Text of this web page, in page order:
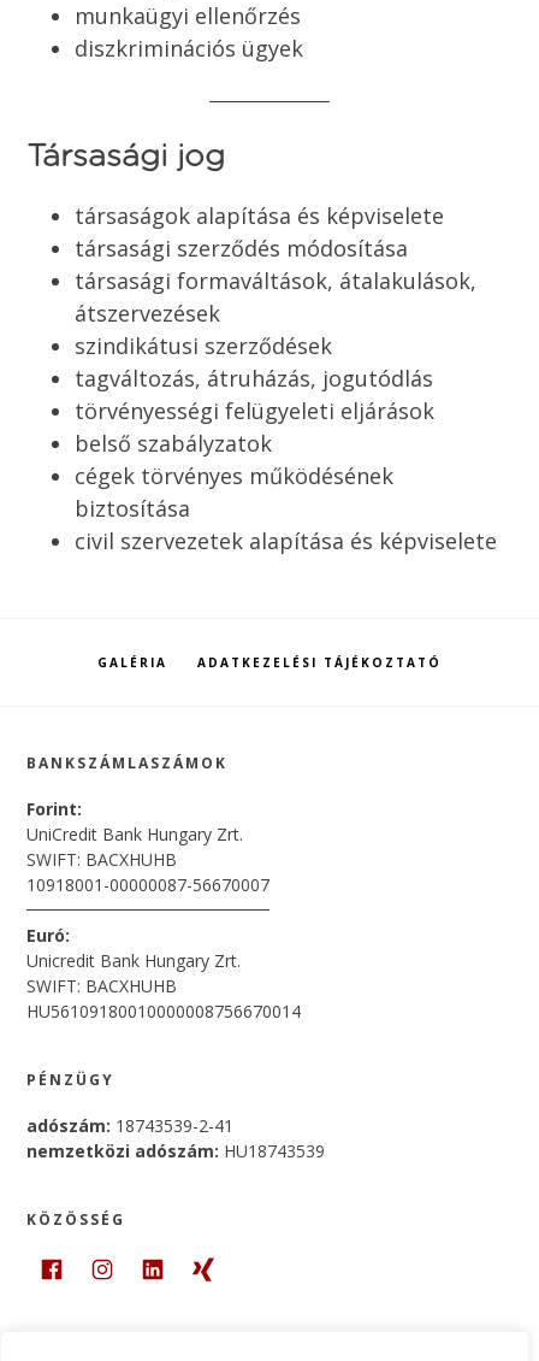
munkaügyi ellenőrzés
diszkriminációs ügyek
Társasági jog
társaságok alapítása és képviselete
társasági szerződés módosítása
társasági formaváltások, átalakulások,
átszervezések
szindikátusi szerződések
tagváltozás, átruházás, jogutódlás
törvényességi felügyeleti eljárások
belső szabályzatok
cégek törvényes működésének
biztosítása
civil szervezetek alapítása és képviselete
GALÉRIA ADATKEZELÉSI TÁJÉKOZTATÓ
BANKSZÁMLASZÁMOK
Forint:
UniCredit Bank Hungary Zrt.
SWIFT: BACXHUHB
10918001-00000087-56670007
Euró:
Unicredit Bank Hungary Zrt.
SWIFT: BACXHUHB
HU56109180010000008756670014
PÉNZÜGY
adószám: 18743539-2-41
nemzetközi adószám: HU18743539
KÖZÖSSÉG